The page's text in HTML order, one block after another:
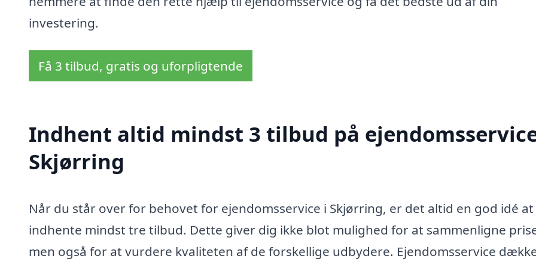
investering.
Få 3 tilbud, gratis og uforpligtende
Indhent altid mindst 3 tilbud på
Skjørring
Når du står over for behovet for ejendomsservice i Skjørring, er det altid en god idé at
indhente mindst tre tilbud. Dette giver dig ikke blot mulighed for at sammenligne
men også for at vurdere kvaliteten af de forskellige udbydere. Ejendomsservice